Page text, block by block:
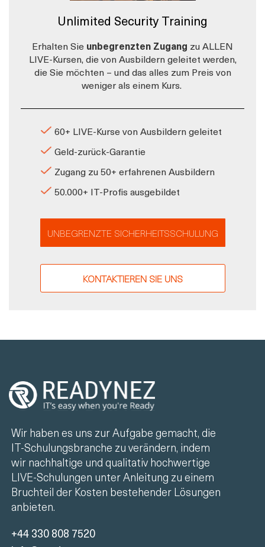
Unlimited Security Training
Erhalten Sie unbegrenzten Zugang zu ALLEN
LIVE-Kursen, die von Ausbildern geleitet werden,
die Sie möchten – und das alles zum Preis von
weniger als einem Kurs.
60+ LIVE-Kurse von Ausbildern geleitet
Geld-zurück-Garantie
Zugang zu 50+ erfahrenen Ausbildern
50.000+ IT-Profis ausgebildet
UNBEGRENZTE SICHERHEITSSCHULUNG
KONTAKTIEREN SIE UNS
Wir haben es uns zur Aufgabe gemacht, die
IT-Schulungsbranche zu verändern, indem
wir nachhaltige und qualitativ hochwertige
LIVE-Schulungen unter Anleitung zu einem
Bruchteil der Kosten bestehender Lösungen
anbieten.
+44 330 808 7520